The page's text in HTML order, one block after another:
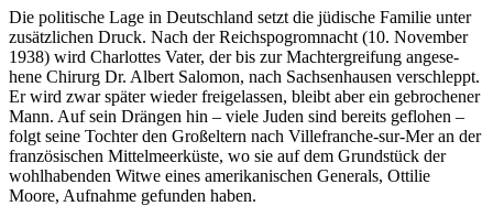
Die politi­sche Lage in Deutschland setzt die jü­di­sche Fami­lie unter
zu­sätz­li­chen Druck. Nach der Reichs­po­grom­nacht (10. No­vem­ber
1938) wird Char­lottes Vater, der bis zur Macht­er­grei­fung an­gese­
hene Chir­urg Dr. Albert Salo­mon, nach Sach­sen­hausen ver­schleppt.
Er wird zwar später wieder frei­ge­las­sen, bleibt aber ein ge­bro­che­ner
Mann. Auf sein Drängen hin – viele Juden sind bereits ge­flohen –
folgt seine Tochter den Großeltern nach Ville­franche-sur-Mer an der
fran­zösi­schen Mittel­meer­küste, wo sie auf dem Grund­stück der
wohl­haben­den Witwe eines ameri­kani­schen Gene­rals, Ottilie
Moore, Auf­nahme ge­fun­den ha­ben.